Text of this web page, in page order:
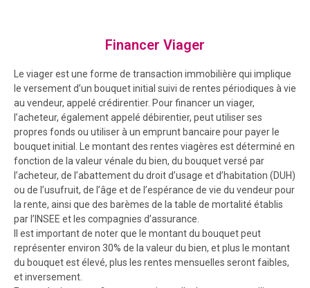
Financer Viager
Le viager est une forme de transaction immobilière qui implique
le versement d’un bouquet initial suivi de rentes périodiques à vie
au vendeur, appelé crédirentier. Pour financer un viager,
l’acheteur, également appelé débirentier, peut utiliser ses
propres fonds ou utiliser à un emprunt bancaire pour payer le
bouquet initial. Le montant des rentes viagères est déterminé en
fonction de la valeur vénale du bien, du bouquet versé par
l’acheteur, de l’abattement du droit d’usage et d’habitation (DUH)
ou de l’usufruit, de l’âge et de l’espérance de vie du vendeur pour
la rente, ainsi que des barèmes de la table de mortalité établis
par l’INSEE et les compagnies d’assurance.
Il est important de noter que le montant du bouquet peut
représenter environ 30% de la valeur du bien, et plus le montant
du bouquet est élevé, plus les rentes mensuelles seront faibles,
et inversement.